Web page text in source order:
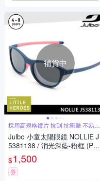
補貨中
採用高規格鏡片 抗刮 抗衝擊 不易破
裂
Julbo 小童太陽眼鏡 NOLLIE J
5381138 / 消光深藍-粉框 (PC
煙灰鍍膜鏡片)
$1,500
券